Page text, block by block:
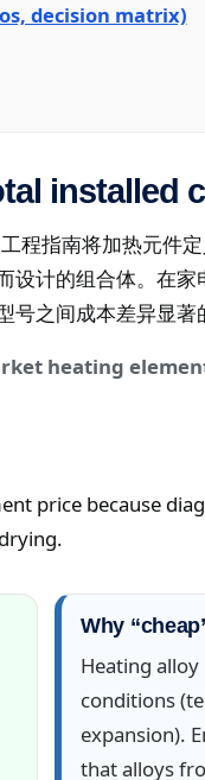
decision matrix)
installed
程指南将加热元件
计的组合体。在家
号之间成本差异显著
heating
price because
Why
Heating
conditions
expansion).
that alloys